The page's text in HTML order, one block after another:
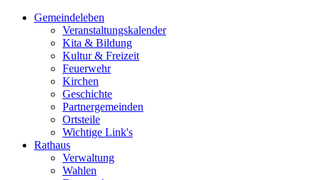
Gemeindeleben
Veranstaltungskalender
Kita & Bildung
Kultur & Freizeit
Feuerwehr
Kirchen
Geschichte
Partnergemeinden
Ortsteile
Wichtige Link's
Rathaus
Verwaltung
Wahlen